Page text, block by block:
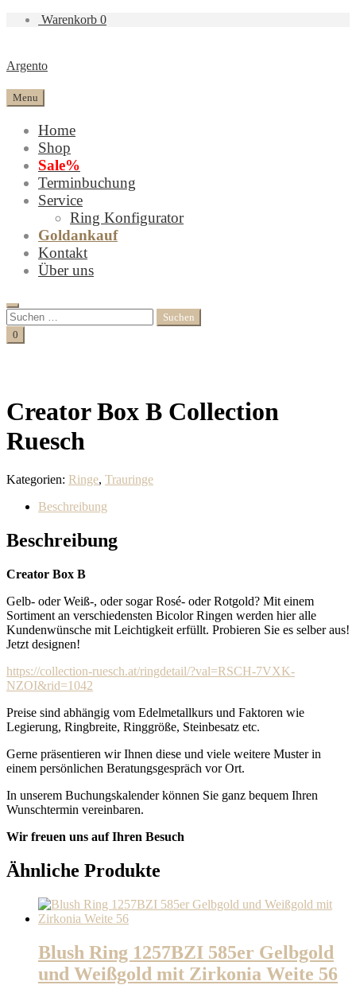
Warenkorb 0
Argento
Menu
Home
Shop
Sale%
Terminbuchung
Service
Ring Konfigurator
Goldankauf
Kontakt
Über uns
Search
Suchen
nach:
Cart
0
Creator Box B Collection
Ruesch
Kategorien: Ringe, Trauringe
Beschreibung
Beschreibung
Creator Box B
Gelb- oder Weiß-, oder sogar Rosé- oder Rotgold? Mit einem
Sortiment an verschiedensten Bicolor Ringen werden hier alle
Kundenwünsche mit Leichtigkeit erfüllt. Probieren Sie es selber aus!
Jetzt designen!
https://collection-ruesch.at/ringdetail/?val=RSCH-7VXK-
NZOI&rid=1042
Preise sind abhängig vom Edelmetallkurs und Faktoren wie
Legierung, Ringbreite, Ringgröße, Steinbesatz etc.
Gerne präsentieren wir Ihnen diese und viele weitere Muster in
einem persönlichen Beratungsgespräch vor Ort.
In unserem Buchungskalender können Sie ganz bequem Ihren
Wunschtermin vereinbaren.
Wir freuen uns auf Ihren Besuch
Ähnliche Produkte
Blush Ring 1257BZI 585er Gelbgold
und Weißgold mit Zirkonia Weite 56